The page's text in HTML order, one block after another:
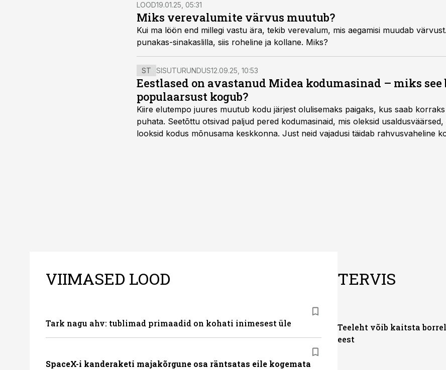
LOOD19.01.25, 05:31
Miks vere­valumite värvus muutub?
Kui ma löön end millegi vastu ära, tekib verevalum, mis aegamisi muudab
punakas-sinakaslilla, siis roheline ja kollane. Miks?
ST SISUTURUNDUS12.09.25, 10:53
Eestlased on avastanud Midea kodumasinad – miks see
populaarsust kogub?
Kiire elutempo juures muutub kodu järjest olulisemaks paigaks, kus saab
puhata. Seetõttu otsivad paljud pered kodumasinaid, mis oleksid usaldusväärsed,
looksid kodus mõnusama keskkonna. Just neid vajadusi täidab rahvusvaheline
VIIMASED LOOD
Tark nagu ahv: tublimad primaadid on kohati inimesest üle
SpaceX-i kanderaketi majakõrgune osa räntsatas eile kogemata
TERVIS
Teeleht võib kaitsta
eest